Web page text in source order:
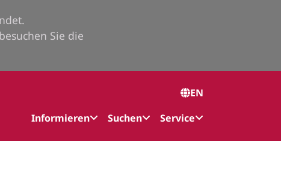
Sie die
EN
Informieren
Suchen Service